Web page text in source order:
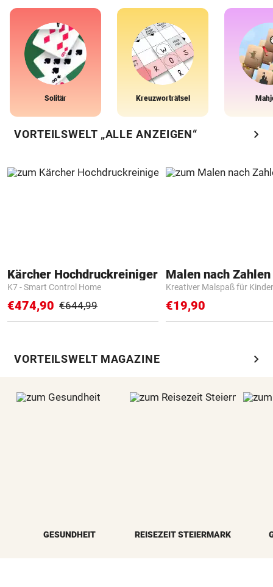
Solitär Kreuzworträtsel
VORTEILSWELT „ALLE ANZEIGEN“ chevron_right
Kärcher Hochdruckreiniger
K7 - Smart Control Home
€474,90 €644,99
Kreativer Malspaß für Kinder
€19,90
VORTEILSWELT MAGAZINE chevron_right
GESUNDHEIT REISEZEIT STEIERMARK